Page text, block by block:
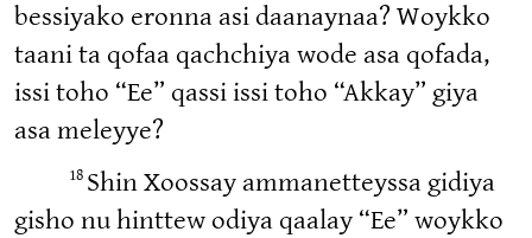
bessiyako eronna asi daanaynaa? Woykko
taani ta qofaa qachchiya wode asa qofada,
issi toho “Ee” qassi issi toho “Akkay” giya
asa meleyye?
18 Shin Xoossay ammanetteyssa gidiya
gisho nu hinttew odiya qaalay “Ee” woykko